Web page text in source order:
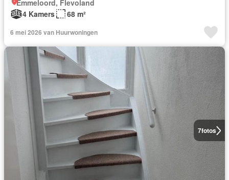
Emmeloord, Flevoland
4 Kamers
68 m²
6 mei 2026 van Huurwoningen
7fotos